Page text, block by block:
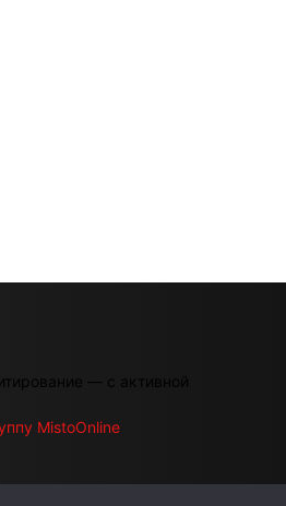
— с активной
MistoOnline